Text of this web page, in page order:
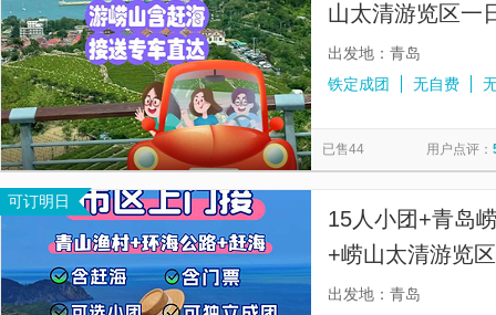
山太清游览区一
停·环海公路青
出发地：青岛
铁定成团
无自费
已售44 用户点评：
可订明日
15人小团+青岛
+崂山太清游览
路/可选小团/赶
出发地：青岛